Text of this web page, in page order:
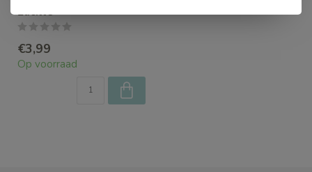
Lucille
€3,99
Op voorraad